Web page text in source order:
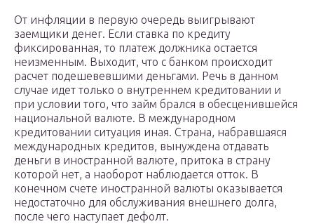
От инфляции в первую очередь выигрывают
заемщики денег. Если ставка по кредиту
фиксированная, то платеж должника остается
неизменным. Выходит, что с банком происходит
расчет подешевевшими деньгами. Речь в данном
случае идет только о внутреннем кредитовании и
при условии того, что займ брался в обесценившейся
национальной валюте. В международном
кредитовании ситуация иная. Страна, набравшаяся
международных кредитов, вынуждена отдавать
деньги в иностранной валюте, притока в страну
которой нет, а наоборот наблюдается отток. В
конечном счете иностранной валюты оказывается
недостаточно для обслуживания внешнего долга,
после чего наступает дефолт.